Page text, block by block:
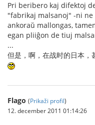
Pri beribero kaj difektoj
"fabrikaj malsanoj" -ni
ankoraŭ mallongas,
egan pliiĝon de tiuj
...
但是，啊，在战时的日本，
Flago (Prikaži profil)
12. december 2011 01:14:26